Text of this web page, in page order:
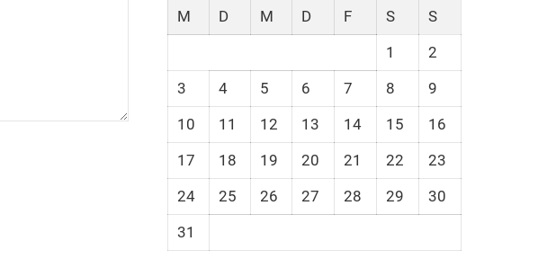
M
D M D F S
S
1
2
3
4 5 6 7 8
9
10
11 12 13 14 15
16
17
18 19 20 21 22
23
24
25 26 27 28 29
30
31